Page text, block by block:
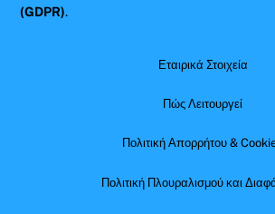
(GDPR).
Εταιρικά Στοιχεία
Πώς Λειτουργεί
Πολιτική Απορρήτου &
Πολιτική Πλουραλισμού και